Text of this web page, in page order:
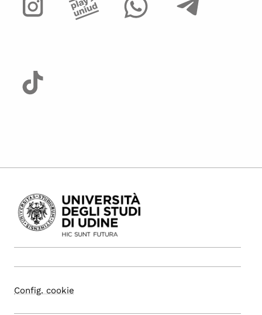
Config. cookie